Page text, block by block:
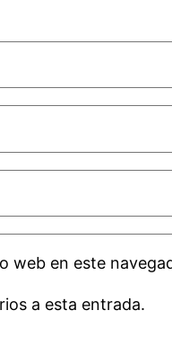
web en este
a esta entrada.